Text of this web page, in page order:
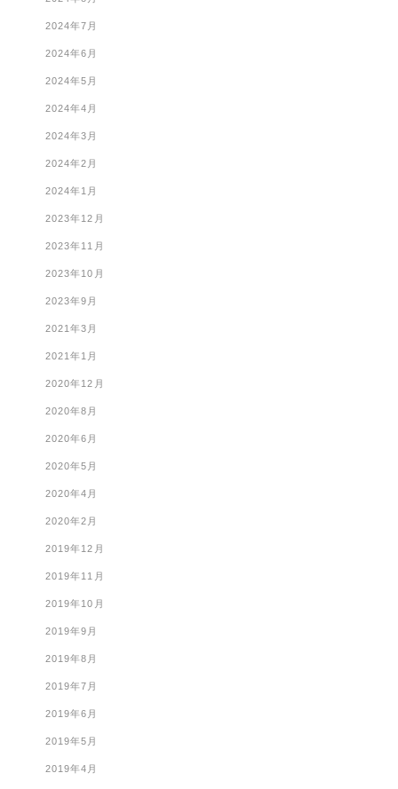
2024年7月
2024年6月
2024年5月
2024年4月
2024年3月
2024年2月
2024年1月
2023年12月
2023年11月
2023年10月
2023年9月
2021年3月
2021年1月
2020年12月
2020年8月
2020年6月
2020年5月
2020年4月
2020年2月
2019年12月
2019年11月
2019年10月
2019年9月
2019年8月
2019年7月
2019年6月
2019年5月
2019年4月